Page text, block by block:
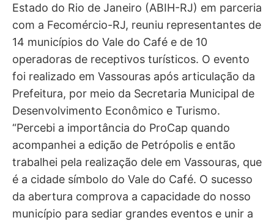
Estado do Rio de Janeiro (ABIH-RJ) em parceria
com a Fecomércio-RJ, reuniu representantes de
14 municípios do Vale do Café e de 10
operadoras de receptivos turísticos. O evento
foi realizado em Vassouras após articulação da
Prefeitura, por meio da Secretaria Municipal de
Desenvolvimento Econômico e Turismo.
“Percebi a importância do ProCap quando
acompanhei a edição de Petrópolis e então
trabalhei pela realização dele em Vassouras, que
é a cidade símbolo do Vale do Café. O sucesso
da abertura comprova a capacidade do nosso
município para sediar grandes eventos e unir a